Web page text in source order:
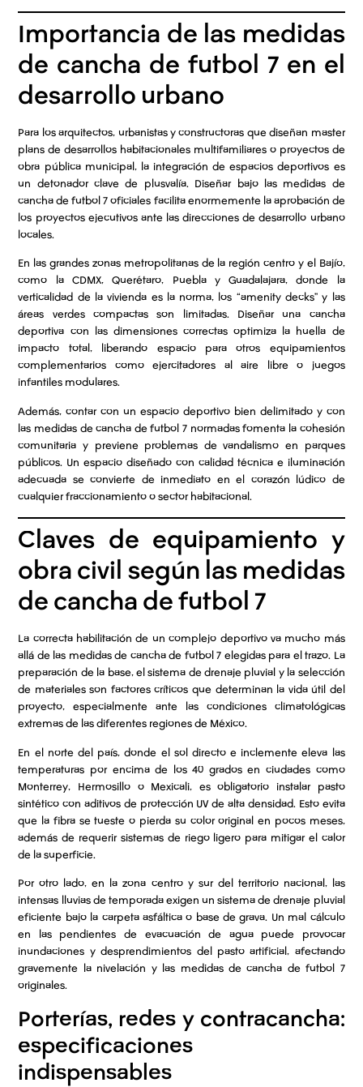
Importancia de las medidas
de cancha de futbol 7 en el
desarrollo urbano
Para los arquitectos, urbanistas y constructoras que diseñan master
plans de desarrollos habitacionales multifamiliares o proyectos de
obra pública municipal, la integración de espacios deportivos es
un detonador clave de plusvalía. Diseñar bajo las medidas de
cancha de futbol 7 oficiales facilita enormemente la aprobación de
los proyectos ejecutivos ante las direcciones de desarrollo urbano
locales.
En las grandes zonas metropolitanas de la región centro y el Bajío,
como la CDMX, Querétaro, Puebla y Guadalajara, donde la
verticalidad de la vivienda es la norma, los “amenity decks” y las
áreas verdes compactas son limitadas. Diseñar una cancha
deportiva con las dimensiones correctas optimiza la huella de
impacto total, liberando espacio para otros equipamientos
complementarios como ejercitadores al aire libre o juegos
infantiles modulares.
Además, contar con un espacio deportivo bien delimitado y con
las medidas de cancha de futbol 7 normadas fomenta la cohesión
comunitaria y previene problemas de vandalismo en parques
públicos. Un espacio diseñado con calidad técnica e iluminación
adecuada se convierte de inmediato en el corazón lúdico de
cualquier fraccionamiento o sector habitacional.
Claves de equipamiento y
obra civil según las medidas
de cancha de futbol 7
La correcta habilitación de un complejo deportivo va mucho más
allá de las medidas de cancha de futbol 7 elegidas para el trazo. La
preparación de la base, el sistema de drenaje pluvial y la selección
de materiales son factores críticos que determinan la vida útil del
proyecto, especialmente ante las condiciones climatológicas
extremas de las diferentes regiones de México.
En el norte del país, donde el sol directo e inclemente eleva las
temperaturas por encima de los 40 grados en ciudades como
Monterrey, Hermosillo o Mexicali, es obligatorio instalar pasto
sintético con aditivos de protección UV de alta densidad. Esto evita
que la fibra se tueste o pierda su color original en pocos meses,
además de requerir sistemas de riego ligero para mitigar el calor
de la superficie.
Por otro lado, en la zona centro y sur del territorio nacional, las
intensas lluvias de temporada exigen un sistema de drenaje pluvial
eficiente bajo la carpeta asfáltica o base de grava. Un mal cálculo
en las pendientes de evacuación de agua puede provocar
inundaciones y desprendimientos del pasto artificial, afectando
gravemente la nivelación y las medidas de cancha de futbol 7
originales.
Porterías, redes y contracancha:
especificaciones
indispensables